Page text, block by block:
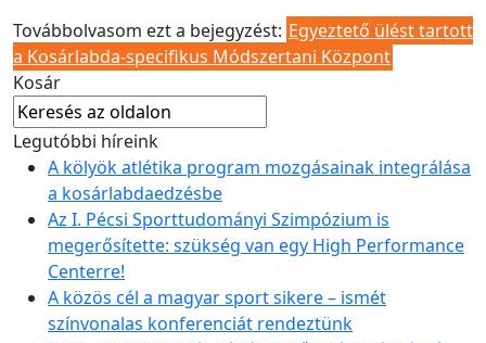
Továbbolvasom ezt a bejegyzést: Egyeztető ülést tartott
a Kosárlabda-specifikus Módszertani Központ
Kosár
Legutóbbi híreink
A kölyök atlétika program mozgásainak integrálása
a kosárlabdaedzésbe
Az I. Pécsi Sporttudományi Szimpózium is
megerősítette: szükség van egy High Performance
Centerre!
A közös cél a magyar sport sikere – ismét
színvonalas konferenciát rendeztünk